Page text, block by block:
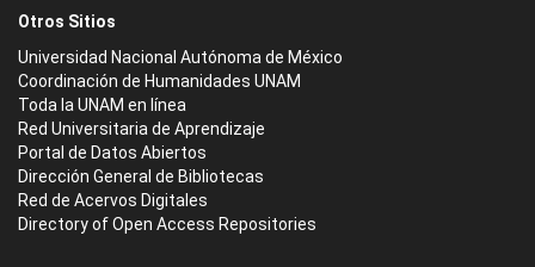
Otros Sitios
Universidad Nacional Autónoma de México
Coordinación de Humanidades UNAM
Toda la UNAM en línea
Red Universitaria de Aprendizaje
Portal de Datos Abiertos
Dirección General de Bibliotecas
Red de Acervos Digitales
Directory of Open Access Repositories